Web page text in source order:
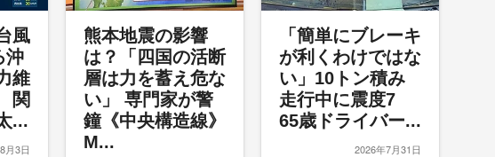
風
沖
維
関
...
月3日
熊本地震の影響
は？「四国の活断
層は力を蓄え危な
い」 専門家が警
鐘《中央構造線》
M...
「簡単にブレーキ
が利くわけではな
い」10トン積み
走行中に震度7
65歳ドライバー...
2026年7月31日